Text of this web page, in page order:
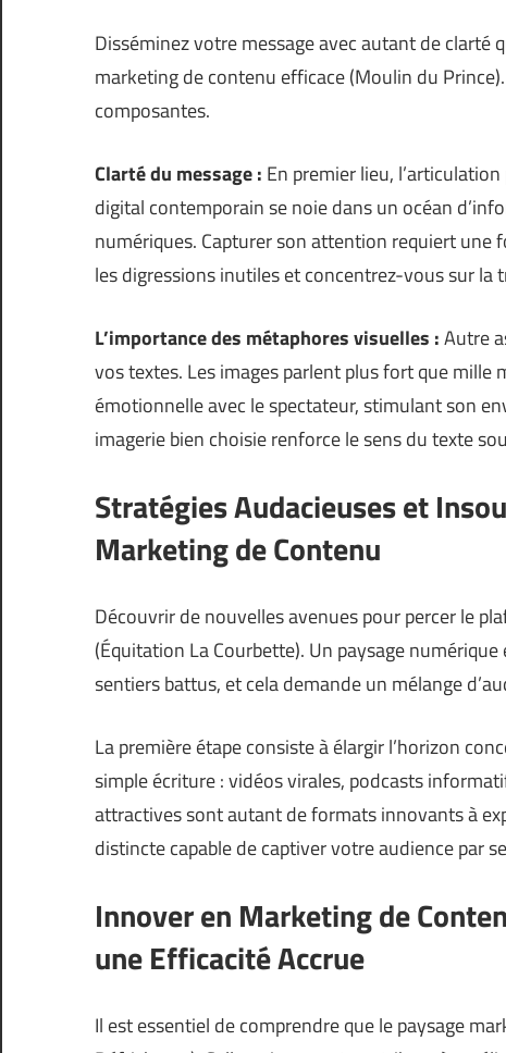
Disséminez votre message avec autant de clarté
marketing de contenu efficace (Moulin du Prince
composantes.
Clarté du message : En premier lieu,
digital contemporain se noie dans un océan
numériques. Capturer son attention requiert une
les digressions inutiles et concentrez-vous sur la
L’importance des métaphores visuelles :Autre
vos textes. Les images parlent plus fort que
émotionnelle avec le spectateur, stimulant son
imagerie bien choisie renforce le sens du texte
Stratégies Audacieuses et
Marketing de Contenu
Découvrir de nouvelles avenues pour percer le
(Équitation La Courbette). Un paysage
sentiers battus, et cela demande un mélange
La première étape consiste à élargir l’horizon
simple écriture : vidéos virales, podcasts
attractives sont autant de formats innovants à
distincte capable de captiver votre audience par
Innover en Marketing de
une Efficacité Accrue
Il est essentiel de comprendre que le paysage